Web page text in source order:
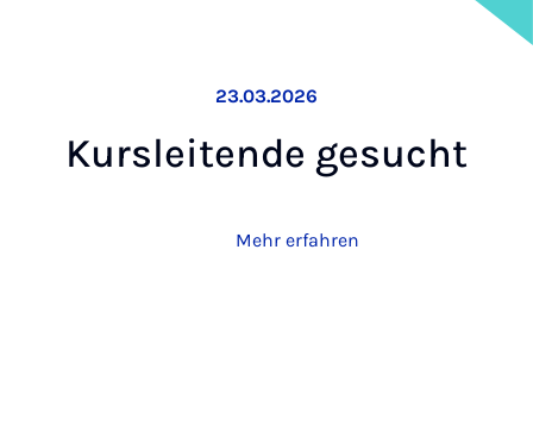
23.03.2026
Kurs­lei­ten­de ge­sucht
Mehr erfahren